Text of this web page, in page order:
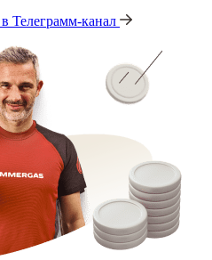
Телеграмм-канал